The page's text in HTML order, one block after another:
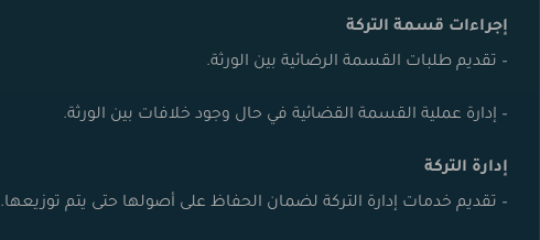
إجراءات قسمة التركة
– تقديم طلبات القسمة الرضائية بين الورثة.
– إدارة عملية القسمة القضائية في حال وجود خلافات بين الورثة.
إدارة التركة
– تقديم خدمات إدارة التركة لضمان الحفاظ على أصولها حتى يتم توزيعها.